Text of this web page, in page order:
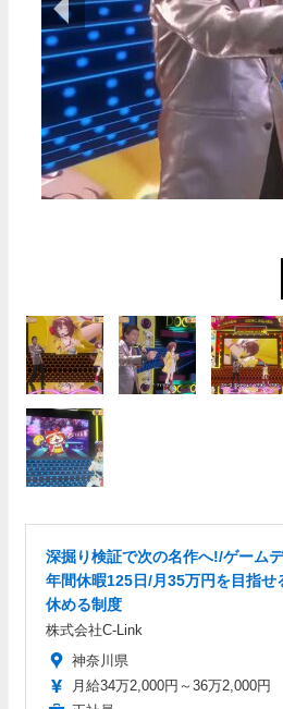
深掘り検証で次の名作へ!/ゲーム
年間休暇125日/月35万円を目指せ
休める制度
株式会社C-Link
神奈川県
月給34万2,000円～36万2,000円